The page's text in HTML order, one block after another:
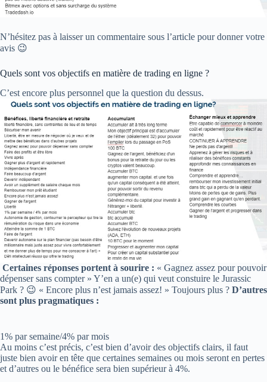
N’hésitez pas à laisser un commentaire sous l’article pour donner votre
avis 😉
Quels sont vos objectifs en matière de trading en ligne ?
C’est encore plus personnel que la question du dessus.
Certaines réponses portent à sourire : « Gagnez assez pour pouvoir
dépenser sans compter » Y’en a un(e) qui veut constuire le Jurassic
Park ? 😉 « Encore plus n’est jamais assez! » Toujours plus ? D’autres
sont plus pragmatiques :
1% par semaine/4% par mois
Au moins c’est précis, c’est bien d’avoir des objectifs clairs, il faut
juste bien avoir en tête que certaines semaines ou mois seront en pertes
et d’autres ou le bénéfice sera bien supérieur à 4%.